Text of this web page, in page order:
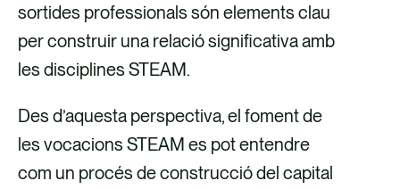
sortides professionals són elements clau
per construir una relació significativa amb
les disciplines STEAM.
Des d’aquesta perspectiva, el foment de
les vocacions STEAM es pot entendre
com un procés de construcció del capital